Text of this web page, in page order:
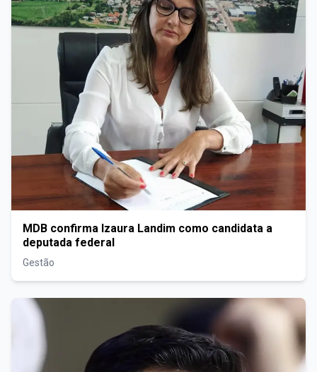
MDB confirma Izaura Landim como candidata a
deputada federal
Gestão